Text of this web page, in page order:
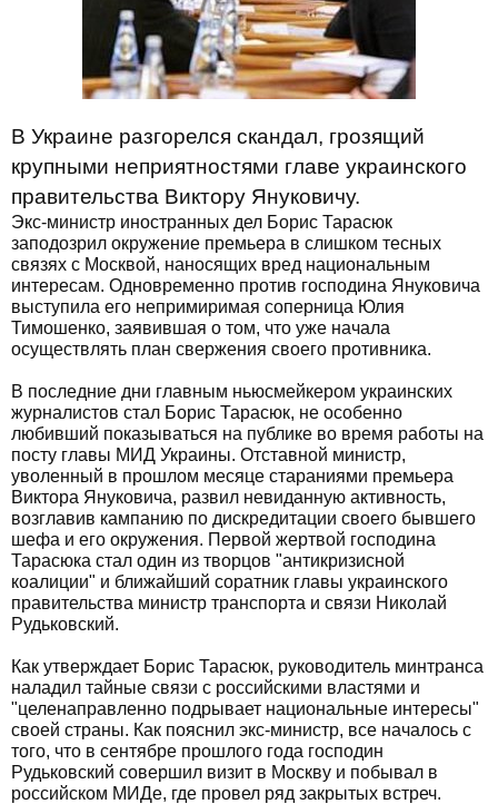
В Украине разгорелся скандал, грозящий
крупными неприятностями главе украинского
правительства Виктору Януковичу.
Экс-министр иностранных дел Борис Тарасюк
заподозрил окружение премьера в слишком тесных
связях с Москвой, наносящих вред национальным
интересам. Одновременно против господина Януковича
выступила его непримиримая соперница Юлия
Тимошенко, заявившая о том, что уже начала
осуществлять план свержения своего противника.
В последние дни главным ньюсмейкером украинских
журналистов стал Борис Тарасюк, не особенно
любивший показываться на публике во время работы на
посту главы МИД Украины. Отставной министр,
уволенный в прошлом месяце стараниями премьера
Виктора Януковича, развил невиданную активность,
возглавив кампанию по дискредитации своего бывшего
шефа и его окружения. Первой жертвой господина
Тарасюка стал один из творцов "антикризисной
коалиции" и ближайший соратник главы украинского
правительства министр транспорта и связи Николай
Рудьковский.
Как утверждает Борис Тарасюк, руководитель минтранса
наладил тайные связи с российскими властями и
"целенаправленно подрывает национальные интересы"
своей страны. Как пояснил экс-министр, все началось с
того, что в сентябре прошлого года господин
Рудьковский совершил визит в Москву и побывал в
российском МИДе, где провел ряд закрытых встреч.